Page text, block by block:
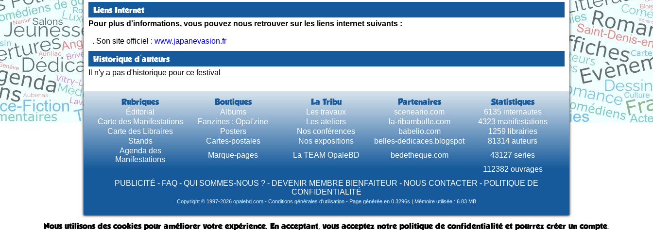
Liens Internet
Pour plus d'informations, vous pouvez nous retrouver sur les liens internet suivants :
. Son site officiel : www.japanevasion.fr
Historique d'auteurs
Il n'y a pas d'historique pour ce festival
Rubriques Boutiques La Tribu Partenaires Statistiques
Éditorial Albums Les travaux sceneario.com
6135 internautes
Carte des Manifestations
Fanzines : Opal'zine Les ateliers la-ribambulle.com
4323 manifestations
Carte des Libraires
Posters Nos conférences babelio.com
1259 librairies
Stands
Cartes-postales Nos expositions belles-dedicaces.blogspot
81314 auteurs
Agenda des
Manifestations
Marque-pages La TEAM OpaleBD bedetheque.com
43127 series
112382 ouvrages
PUBLICITÉ - FAQ - QUI SOMMES-NOUS ? - DEVENIR MEMBRE BIENFAITEUR - NOUS CONTACTER - POLITIQUE DE
CONFIDENTIALITÉ
Copyright © 1997-2026 opalebd.com - Conditions générales d'utilisation - Page générée en 0.3296s | Mémoire utilisée : 6.83 MB
Nous utilisons des cookies pour améliorer votre expérience. En acceptant, vous acceptez notre politique de confidentialité et pourrez créer un compte.